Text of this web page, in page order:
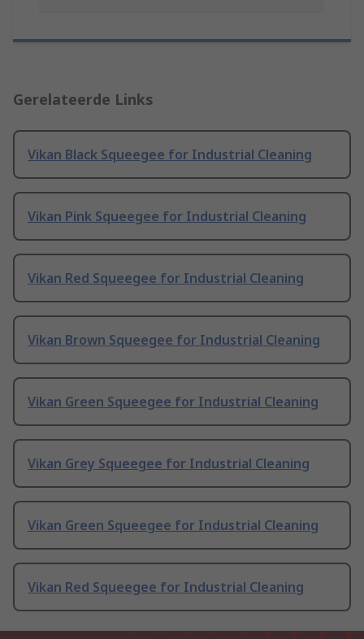
Gerelateerde Links
Vikan Black Squeegee for Industrial Cleaning
Vikan Pink Squeegee for Industrial Cleaning
Vikan Red Squeegee for Industrial Cleaning
Vikan Brown Squeegee for Industrial Cleaning
Vikan Green Squeegee for Industrial Cleaning
Vikan Grey Squeegee for Industrial Cleaning
Vikan Green Squeegee for Industrial Cleaning
Vikan Red Squeegee for Industrial Cleaning